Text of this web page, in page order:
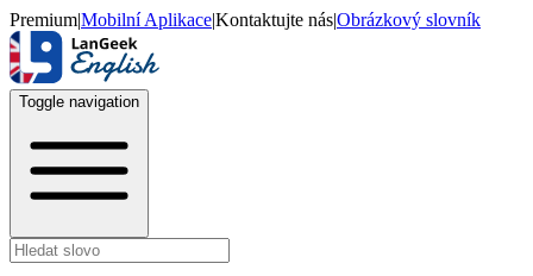
Premium|Mobilní Aplikace|Kontaktujte nás|Obrázkový slovník
Toggle navigation